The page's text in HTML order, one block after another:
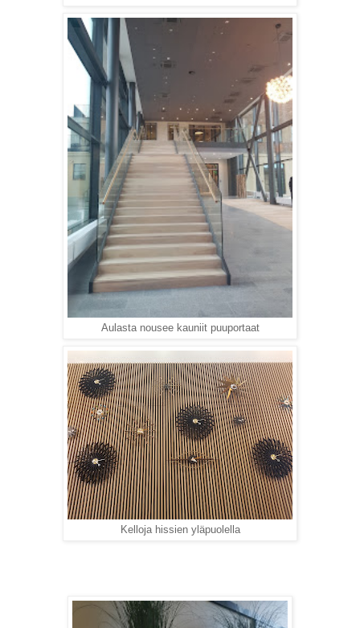
Aulasta nousee kauniit puuportaat
Kelloja hissien yläpuolella